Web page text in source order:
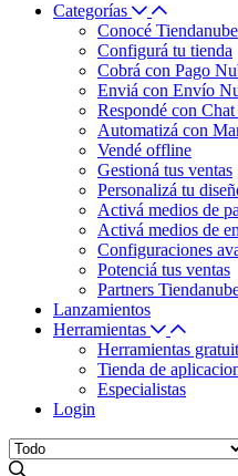
Categorías
Conocé Tiendanube
Configurá tu tienda
Cobrá con Pago
Enviá con Envío
Respondé con
Automatizá con
Vendé offline
Gestioná tus ventas
Personalizá tu
Activá medios de
Activá medios de
Configuraciones
Potenciá tus ventas
Partners
Lanzamientos
Herramientas
Herramientas
Tienda de
Especialistas
Login